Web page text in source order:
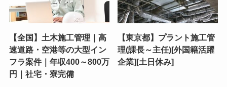
【全国】土木施工管理｜高
速道路・空港等の大型イン
フラ案件｜年収400～800万
円｜社宅・寮完備
【東京都】プラント施工管
理(課長～主任)[外国籍活躍
企業][土日休み]